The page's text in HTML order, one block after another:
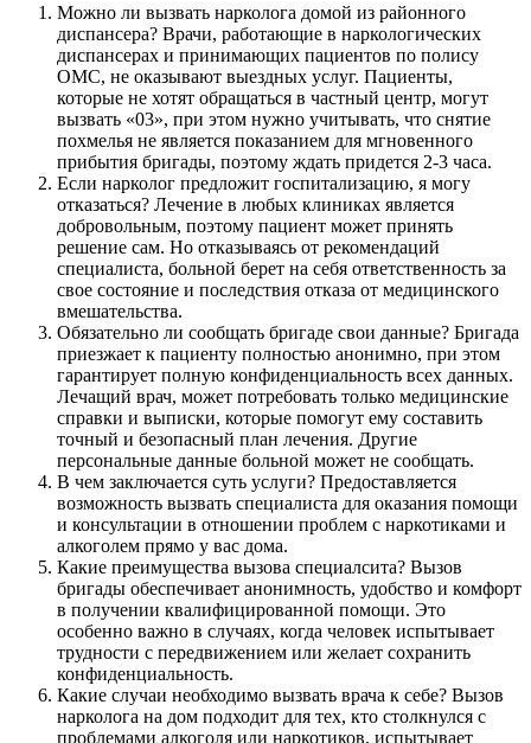
Можно ли вызвать нарколога домой из районного
диспансера? Врачи, работающие в наркологических
диспансерах и принимающих пациентов по полису
ОМС, не оказывают выездных услуг. Пациенты,
которые не хотят обращаться в частный центр, могут
вызвать «03», при этом нужно учитывать, что снятие
похмелья не является показанием для мгновенного
прибытия бригады, поэтому ждать придется 2-3 часа.
Если нарколог предложит госпитализацию, я могу
отказаться? Лечение в любых клиниках является
добровольным, поэтому пациент может принять
решение сам. Но отказываясь от рекомендаций
специалиста, больной берет на себя ответственность за
свое состояние и последствия отказа от медицинского
вмешательства.
Обязательно ли сообщать бригаде свои данные? Бригада
приезжает к пациенту полностью анонимно, при этом
гарантирует полную конфиденциальность всех данных.
Лечащий врач, может потребовать только медицинские
справки и выписки, которые помогут ему составить
точный и безопасный план лечения. Другие
персональные данные больной может не сообщать.
В чем заключается суть услуги? Предоставляется
возможность вызвать специалиста для оказания помощи
и консультации в отношении проблем с наркотиками и
алкоголем прямо у вас дома.
Какие преимущества вызова специалсита? Вызов
бригады обеспечивает анонимность, удобство и комфорт
в получении квалифицированной помощи. Это
особенно важно в случаях, когда человек испытывает
трудности с передвижением или желает сохранить
конфиденциальность.
Какие случаи необходимо вызвать врача к себе? Вызов
нарколога на дом подходит для тех, кто столкнулся с
проблемами алкоголя или наркотиков, испытывает